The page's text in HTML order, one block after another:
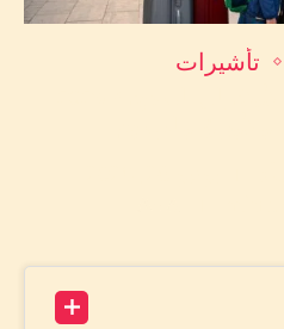
تأشيرات